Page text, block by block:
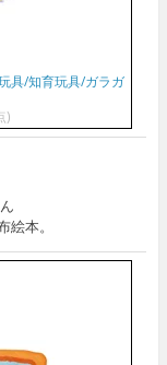
具/知育玩具/ガラガ
)
本。